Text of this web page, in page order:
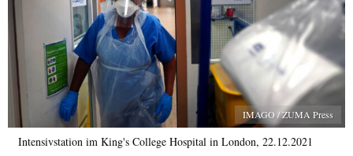
IMAGO / ZUMA Press
Intensivstation im King's College Hospital in London, 22.12.2021